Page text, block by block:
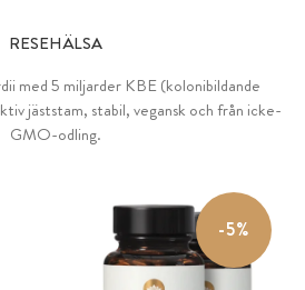
RESEHÄLSA
med 5 miljarder KBE (kolonibildande
jäststam, stabil, vegansk och från icke-
GMO-odling.
-5%